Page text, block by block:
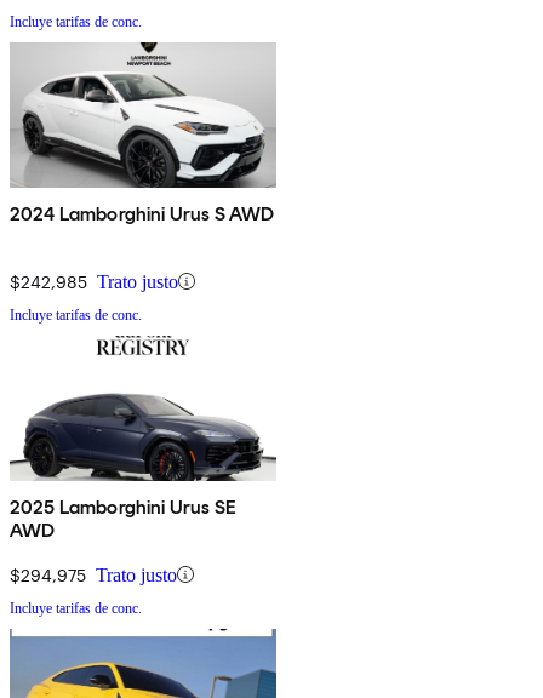
Incluye tarifas de conc.
2024 Lamborghini Urus S AWD
$242,985 Trato justo
Incluye tarifas de conc.
2025 Lamborghini Urus SE
AWD
$294,975 Trato justo
Incluye tarifas de conc.